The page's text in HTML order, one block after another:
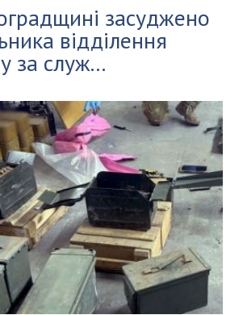
засуджено
відділення
за служ...